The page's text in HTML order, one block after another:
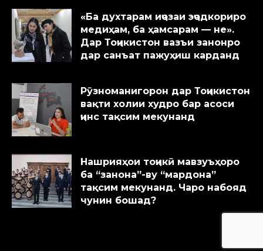
«Ба духтарам иҷозаи эҷодкориро
медиҳам, ба ҳамсарам — не».
Дар Тоҷикистон вазъи занонро
дар санъат пажуҳиш карданд
Рӯзноманигорон дар Тоҷикистон
вақти холии худро бар асоси
ҷинс тақсим мекунанд
Нашрияҳои тоҷикӣ мавзуъҳоро
ба “занона”-ву “мардона”
тақсим мекунанд. Чаро набояд
чунин бошад?